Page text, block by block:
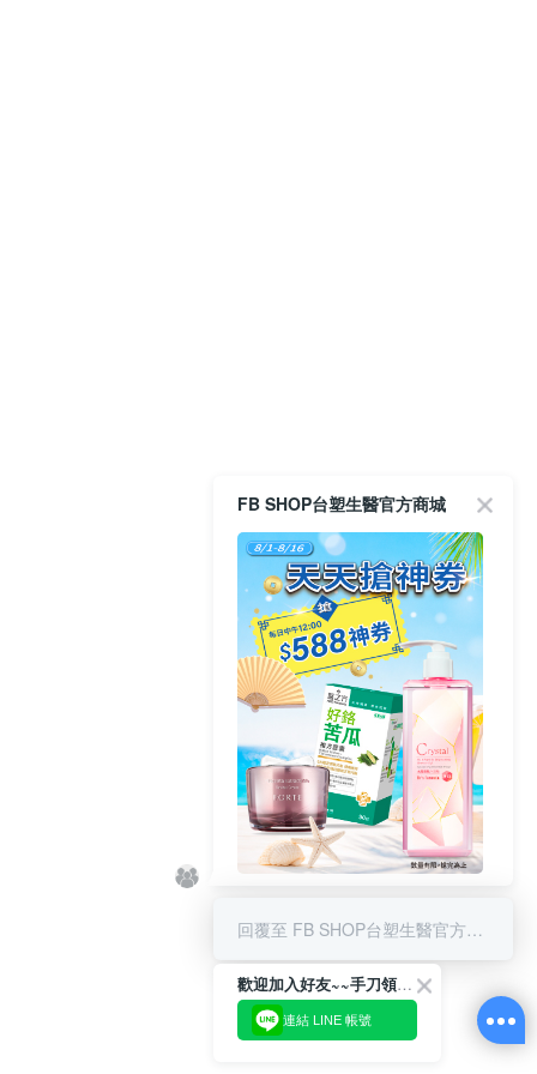
FB SHOP台塑生醫官方商城
回覆至 FB SHOP台塑生醫官方商城
歡迎加入好友~~手刀領優惠!
連結 LINE 帳號